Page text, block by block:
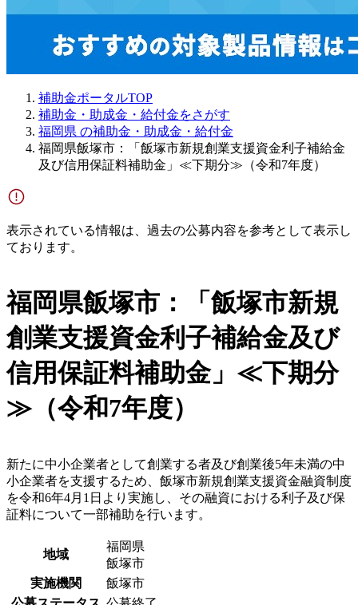
補助金ポータルTOP
補助金・助成金・給付金をさがす
福岡県 の補助金・助成金・給付金
福岡県飯塚市：「飯塚市新規創業支援資金利子補給金
及び信用保証料補助金」≪下期分≫（令和7年度）
表示されている情報は、過去の公募内容を参考として表示し
ております。
福岡県飯塚市：「飯塚市新規
創業支援資金利子補給金及び
信用保証料補助金」≪下期分
≫（令和7年度）
新たに中小企業者として創業する者及び創業後5年未満の中
小企業者を支援するため、飯塚市新規創業支援資金融資制度
を令和6年4月1日より実施し、その融資における利子及び保
証料について一部補助を行います。
地域
福岡県
飯塚市
実施機関
飯塚市